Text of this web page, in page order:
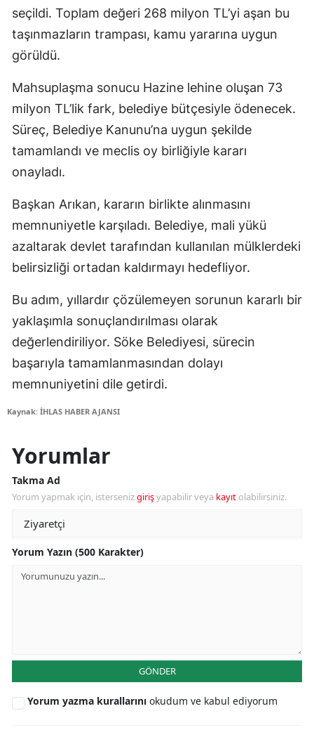
seçildi. Toplam değeri 268 milyon TL’yi aşan bu
taşınmazların trampası, kamu yararına uygun
görüldü.
Mahsuplaşma sonucu Hazine lehine oluşan 73
milyon TL’lik fark, belediye bütçesiyle ödenecek.
Süreç, Belediye Kanunu’na uygun şekilde
tamamlandı ve meclis oy birliğiyle kararı
onayladı.
Başkan Arıkan, kararın birlikte alınmasını
memnuniyetle karşıladı. Belediye, mali yükü
azaltarak devlet tarafından kullanılan mülklerdeki
belirsizliği ortadan kaldırmayı hedefliyor.
Bu adım, yıllardır çözülemeyen sorunun kararlı bir
yaklaşımla sonuçlandırılması olarak
değerlendiriliyor. Söke Belediyesi, sürecin
başarıyla tamamlanmasından dolayı
memnuniyetini dile getirdi.
Kaynak: İHLAS HABER AJANSI
Yorumlar
Takma Ad
Yorum yapmak için, istersenizgirişyapabilir veya kayıt olabilirsiniz.
Yorum Yazın (500 Karakter)
GÖNDER
Yorum yazma kurallarını okudum ve kabul ediyorum